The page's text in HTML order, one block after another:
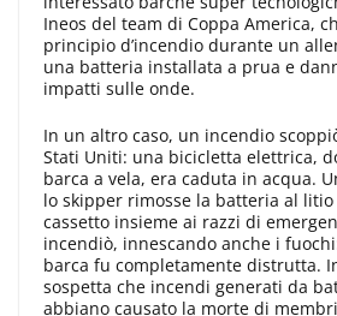
Ineos del team di Coppa America,
principio d’incendio durante un
una batteria installata a prua e
impatti sulle onde.
In un altro caso, un incendio
Stati Uniti: una bicicletta elettrica,
barca a vela, era caduta in acqua.
lo skipper rimosse la batteria al
cassetto insieme ai razzi di
incendiò, innescando anche i
barca fu completamente distrutta.
sospetta che incendi generati da
abbiano causato la morte di